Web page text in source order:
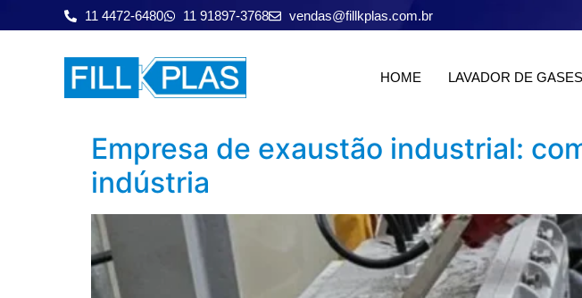
11 4472-6480 11 91897-3768 vendas@fillkplas.com.br
HOME LAVADOR DE GASES
Empresa de exaustão industrial:
indústria